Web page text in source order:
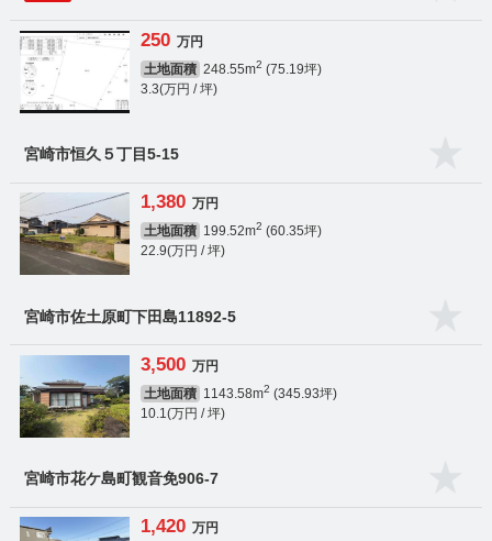
250 万円
土地面積 248.55m2 (75.19坪)
3.3(万円 / 坪)
宮崎市恒久５丁目5-15
1,380 万円
土地面積 199.52m2 (60.35坪)
22.9(万円 / 坪)
宮崎市佐土原町下田島11892-5
3,500 万円
土地面積 1143.58m2 (345.93坪)
10.1(万円 / 坪)
宮崎市花ケ島町観音免906-7
1,420 万円